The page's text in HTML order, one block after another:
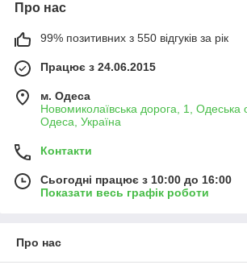
Про нас
99% позитивних з 550 відгуків за рік
Працює з 24.06.2015
м. Одеса
Новомиколаївська дорога, 1, Одеська
Одеса, Україна
Контакти
Сьогодні працює з 10:00 до 16:00
Показати весь графік роботи
Про нас